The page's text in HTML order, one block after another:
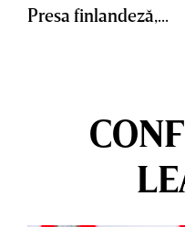
Presa finlandeză,...